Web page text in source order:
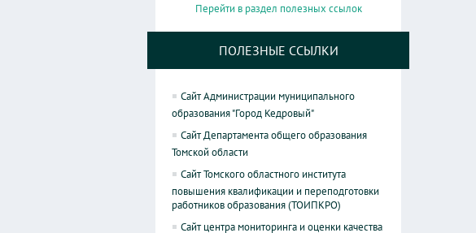
Перейти в раздел полезных ссылок
ПОЛЕЗНЫЕ ССЫЛКИ
Сайт Администрации муниципального
образования "Город Кедровый"
Сайт Департамента общего образования
Томской области
Сайт Томского областного института
повышения квалификации и переподготовки
работников образования (ТОИПКРО)
Сайт центра мониторинга и оценки качества